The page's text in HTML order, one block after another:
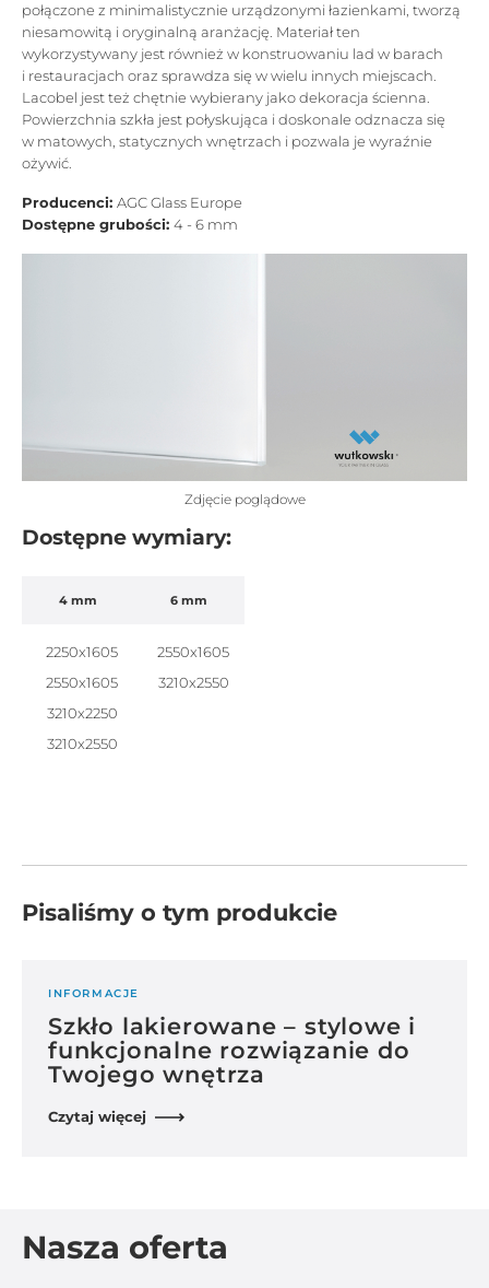
Nasza oferta
połączone z minimalistycznie urządzonymi łazienkami, tworzą
niesamowitą i oryginalną aranżację. Materiał ten
wykorzystywany jest również w konstruowaniu lad w barach
i restauracjach oraz sprawdza się w wielu innych miejscach.
Lacobel jest też chętnie wybierany jako dekoracja ścienna.
Powierzchnia szkła jest połyskująca i doskonale odznacza się
w matowych, statycznych wnętrzach i pozwala je wyraźnie
ożywić.
Producenci: AGC Glass Europe
Dostępne grubości: 4 - 6 mm
Zdjęcie poglądowe
Dostępne wymiary:
4 mm
2250x1605
2550x1605
3210x2250
3210x2550
6 mm
2550x1605
3210x2550
Pisaliśmy o tym produkcie
INFORMACJE
Szkło lakierowane – stylowe i
funkcjonalne rozwiązanie do
Twojego wnętrza
Czytaj więcej